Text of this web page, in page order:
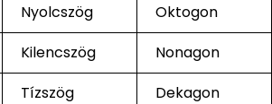
Nyolcszög
Oktogon
Kilencszög
Nonagon
Tízszög
Dekagon